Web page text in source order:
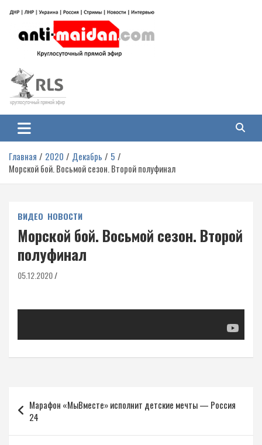
содержимому
Антимайдан: Гражданская война
на Украине
гражданской войне на Украине, включая события в Новороссии, ДНР,
ЛНР и других регионах.
Главная 2020 Декабрь
5
Морской бой. Восьмой сезон. Второй полуфинал
ВИДЕО НОВОСТИ
Морской бой. Восьмой сезон. Второй
полуфинал
05.12.2020
Навигация
по
записям
Марафон «МыВместе» исполнит детские мечты — Россия
24